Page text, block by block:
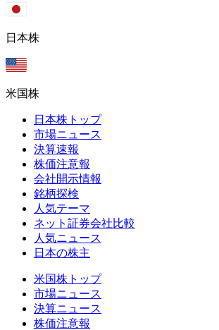
日本株
米国株
日本株トップ
市場ニュース
決算速報
株価注意報
会社開示情報
銘柄探検
人気テーマ
ネット証券会社比較
人気ニュース
日本の株主
米国株トップ
市場ニュース
決算ニュース
株価注意報